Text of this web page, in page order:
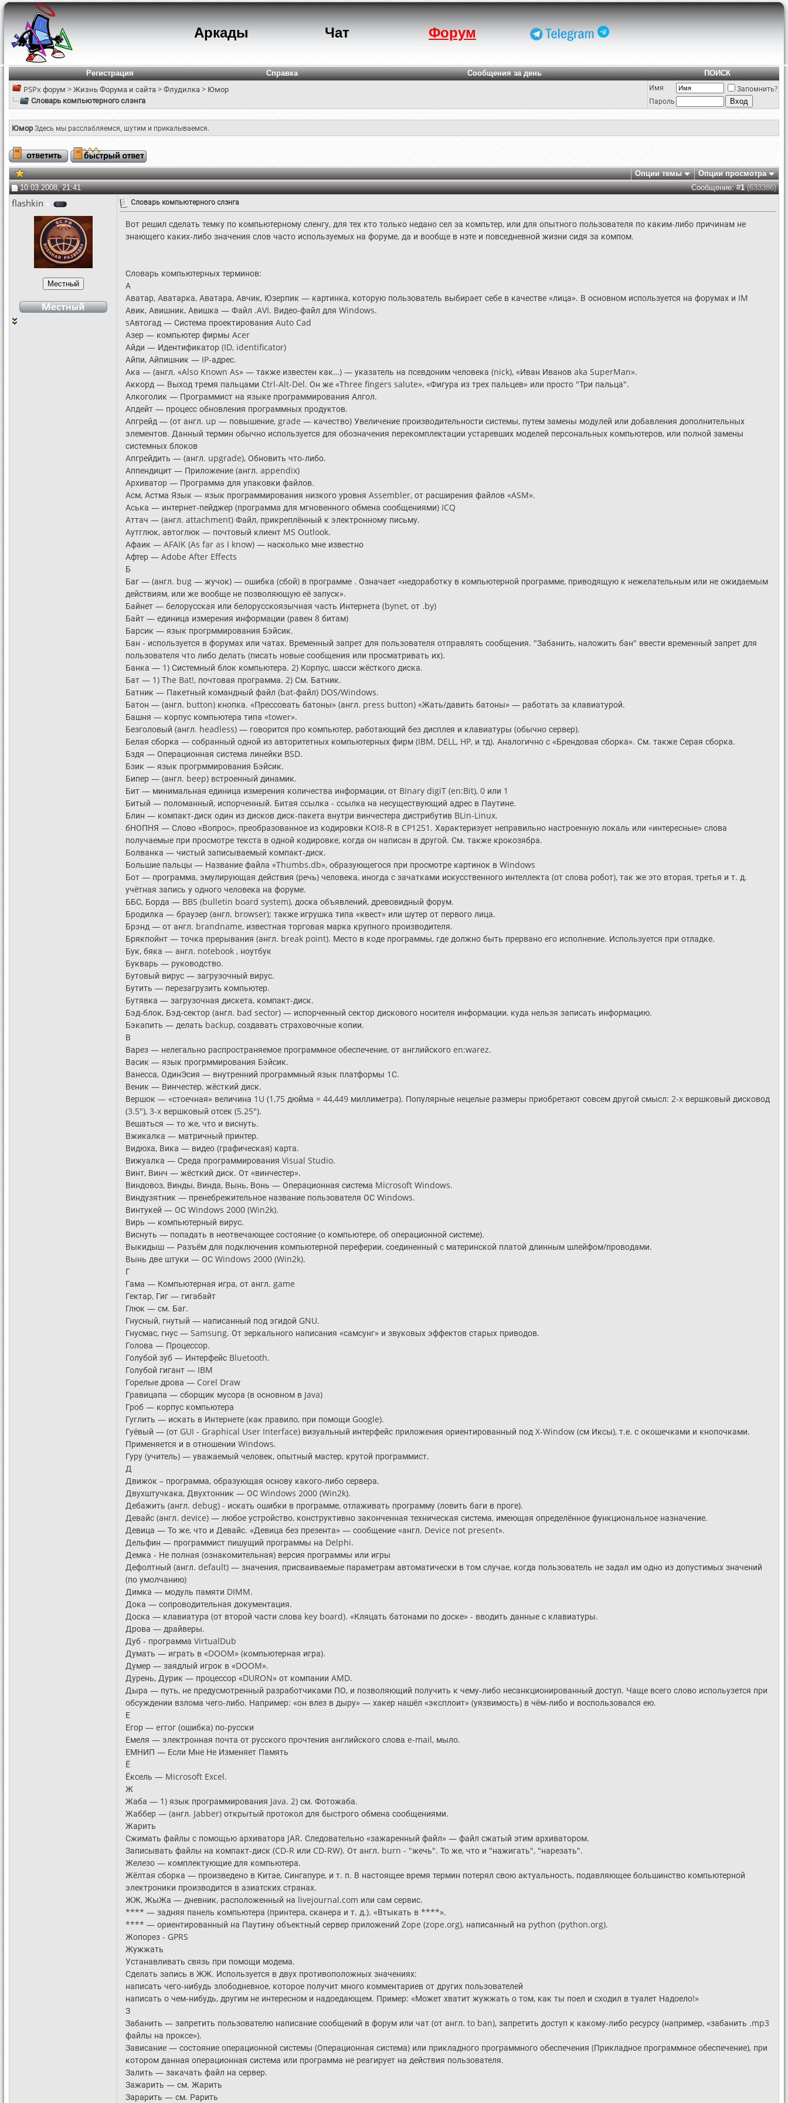
Аркады Чат Форум
Регистрация Справка Сообщения за день ПОИСК
PSPx форум >Жизнь Форума и сайта>Флудилка> Юмор
Словарь компьютерного слэнга
Имя
Запомнить?
Пароль
ЮморЗдесь мы расслабляемся, шутим и прикалываемся.
Опции темы
Опции просмотра
10.03.2008, 21:41
Сообщение: #1(633386)
flashkin Словарь компьютерного слэнга
Вот решил сделать темку по компьютерному сленгу, для тех кто только недано сел за компьтер, или для опытного пользователя по каким-либо причинам не
знающего каких-либо значения слов часто используемых на форуме, да и вообще в нэте и повседневной жизни сидя за компом.
Словарь компьютерных терминов:
А
Аватар, Аватарка, Аватара, Авчик, Юзерпик — картинка, которую пользователь выбирает себе в качестве «лица». В основном используется на форумах и IM
Авик, Авишник, Авишка — Файл .AVI. Видео-файл для Windows.
sАвтогад — Система проектирования Auto Cad
Азер — компьютер фирмы Acer
Айди — Идентификатор (ID, identificator)
Айпи, Айпишник — IP-адрес.
Ака — (англ. «Also Known As» — также известен как…) — указатель на псевдоним человека (nick), «Иван Иванов aka SuperMan».
Аккорд — Выход тремя пальцами Ctrl-Alt-Del. Он же «Three fingers salute», «Фигура из трех пальцев» или просто "Три пальца".
Алкоголик — Программист на языке программирования Алгол.
Апдейт — процесс обновления программных продуктов.
Апгрейд — (от англ. up — повышение, grade — качество) Увеличение производительности системы, путем замены модулей или добавления дополнительных
элементов. Данный термин обычно используется для обозначения перекомплектации устаревших моделей персональных компьютеров, или полной замены
системных блоков
Апгрейдить — (англ. upgrade), Обновить что-либо.
Аппендицит — Приложение (англ. appendix)
Архиватор — Программа для упаковки файлов.
Асм, Астма Язык — язык программирования низкого уровня Assembler, от расширения файлов «ASM».
Аська — интернет-пейджер (программа для мгновенного обмена сообщениями) ICQ
Аттач — (англ. attachment) Файл, прикреплённый к электронному письму.
Аутглюк, автоглюк — почтовый клиент MS Outlook.
Афаик — AFAIK (As far as I know) — насколько мне известно
Афтер — Adobe After Effects
Б
Баг — (англ. bug — жучок) — ошибка (сбой) в программе . Означает «недоработку в компьютерной программе, приводящую к нежелательным или не ожидаемым
действиям, или же вообще не позволяющую её запуск».
Байнет — белорусская или белорусскоязычная часть Интернета (bynet, от .by)
Байт — единица измерения информации (равен 8 битам)
Барсик — язык прогрммирования Бэйсик.
Бан - используется в форумах или чатах. Временный запрет для пользователя отправлять сообщения. "Забанить, наложить бан" ввести временный запрет для
пользователя что либо делать (писать новые сообщения или просматривать их).
Банка — 1) Системный блок компьютера. 2) Корпус, шасси жёсткого диска.
Бат — 1) The Bat!, почтовая программа. 2) См. Батник.
Батник — Пакетный командный файл (bat-файл) DOS/Windows.
Батон — (англ. button) кнопка. «Прессовать батоны» (англ. press button) «Жать/давить батоны» — работать за клавиатурой.
Башня — корпус компьютера типа «tower».
Безголовый (англ. headless) — говорится про компьютер, работающий без дисплея и клавиатуры (обычно сервер).
Белая сборка — собранный одной из авторитетных компьютерных фирм (IBM, DELL, HP, и тд). Аналогично с «Брендовая сборка». См. также Серая сборка.
Бздя — Операционная система линейки BSD.
Бзик — язык прогрммирования Бэйсик.
Бипер — (англ. beep) встроенный динамик.
Бит — минимальная единица измерения количества информации, от BInary digiT (en:Bit), 0 или 1
Битый — поломанный, испорченный. Битая ссылка - ссылка на несуществующий адрес в Паутине.
Блин — компакт-диск один из дисков диск-пакета внутри винчестера дистрибутив BLin-Linux.
бНОПНЯ — Слово «Вопрос», преобразованное из кодировки KOI8-R в CP1251. Характеризует неправильно настроенную локаль или «интересные» слова
получаемые при просмотре текста в одной кодировке, когда он написан в другой. См. также крокозябра.
Болванка — чистый записываемый компакт-диск.
Большие пальцы — Название файла «Thumbs.db», образующегося при просмотре картинок в Windows
Бот — программа, эмулирующая действия (речь) человека, иногда с зачатками искусственного интеллекта (от слова робот), так же это вторая, третья и т. д.
учётная запись у одного человека на форуме.
ББС, Борда — BBS (bulletin board system), доска объявлений, древовидный форум.
Бродилка — браузер (англ. browser); также игрушка типа «квест» или шутер от первого лица.
Брэнд — от англ. brandname, известная торговая марка крупного производителя.
Брякпойнт — точка прерывания (англ. break point). Место в коде программы, где должно быть прервано его исполнение. Используется при отладке.
Бук, бяка — англ. notebook , ноутбук
Букварь — руководство.
Бутовый вирус — загрузочный вирус.
Бутить — перезагрузить компьютер.
Бутявка — загрузочная дискета, компакт-диск.
Бэд-блок, Бэд-сектор (англ. bad sector) — испорченный сектор дискового носителя информации, куда нельзя записать информацию.
Бэкапить — делать backuр, создавать страховочные копии.
В
Варез — нелегально распространяемое программное обеспечение, от английского en:warez.
Васик — язык прогрммирования Бэйсик.
Ванесса, ОдинЭсия — внутренний программный язык платформы 1С.
Веник — Винчестер, жёсткий диск.
Вершок — «стоечная» величина 1U (1,75 дюйма = 44,449 миллиметра). Популярные нецелые размеры приобретают совсем другой смысл: 2-x вершковый дисковод
(3.5"), 3-x вершковый отсек (5.25").
Вешаться — то же, что и виснуть.
Вжикалка — матричный принтер.
Видюха, Вика — видео (графическая) карта.
Вижуалка — Среда программирования Visual Studio.
Винт, Винч — жёсткий диск. От «винчестер».
Виндовоз, Винды, Винда, Вынь, Вонь — Операционная система Microsoft Windows.
Виндузятник — пренебрежительное название пользователя ОС Windows.
Винтукей — ОС Windows 2000 (Win2k).
Вирь — компьютерный вирус.
Виснуть — попадать в неотвечающее состояние (о компьютере, об операционной системе).
Выкидыш — Разъём для подключения компьютерной переферии, соединенный с материнской платой длинным шлейфом/проводами.
Вынь две штуки — ОС Windows 2000 (Win2k).
Г
Гама — Компьютерная игра, от англ. game
Гектар, Гиг — гигабайт
Глюк — см. Баг.
Гнусный, гнутый — написанный под эгидой GNU.
Гнусмас, гнус — Samsung. От зеркального написания «самсунг» и звуковых эффектов старых приводов.
Голова — Процессор.
Голубой зуб — Интерфейс Bluetooth.
Голубой гигант — IBM
Горелые дрова — Corel Draw
Гравицапа — сборщик мусора (в основном в Java)
Гроб — корпус компьютера
Гуглить — искать в Интернете (как правило, при помощи Google).
Гуёвый — (от GUI - Graphical User Interface) визуальный интерфейс приложения ориентированный под X-Window (см Иксы), т.е. с окошечками и кнопочками.
Применяется и в отношении Windows.
Гуру (учитель) — уважаемый человек, опытный мастер, крутой программист.
Д
Движок – программа, образующая основу какого-либо сервера.
Двухштучкака, Двухтонник — ОС Windows 2000 (Win2k).
Дебажить (англ. debug) - искать ошибки в программе, отлаживать программу (ловить баги в проге).
Девайс (англ. device) — любое устройство, конструктивно законченная техническая система, имеющая определённое функциональное назначение.
Девица — То же, что и Девайс. «Девица без презента» — сообщение «англ. Device not present».
Дельфин — программист пишущий программы на Delphi.
Демка - Не полная (ознакомительная) версия программы или игры
Дефолтный (англ. default) — значения, присваиваемые параметрам автоматически в том случае, когда пользователь не задал им одно из допустимых значений
(по умолчанию)
Димка — модуль памяти DIMM.
Дока — сопроводительная документация.
Доска — клавиатура (от второй части слова key board). «Кляцать батонами по доске» - вводить данные с клавиатуры.
Дрова — драйверы.
Дуб - программа VirtualDub
Думать — играть в «DOOM» (компьютерная игра).
Думер — заядлый игрок в «DOOM».
Дурень, Дурик — процессор «DURON» от компании AMD.
Дыра — путь, не предусмотренный разработчиками ПО, и позволяющий получить к чему-либо несанкционированный доступ. Чаще всего слово испольузется при
обсуждении взлома чего-либо. Например: «он влез в дыру» — хакер нашёл «эксплоит» (уязвимость) в чём-либо и воспользовался ею.
Е
Егор — eггог (ошибка) по-русски
Емеля — электронная почта от русского прочтения английского слова e-mail, мыло.
ЕМНИП — Если Мне Не Изменяет Память
Ё
Ёксель — Microsoft Excel.
Ж
Жаба — 1) язык программирования Java. 2) см. Фотожаба.
Жаббер — (англ. Jabber) открытый протокол для быстрого обмена сообщениями.
Жарить
Сжимать файлы с помощью архиватора JAR. Следовательно «зажаренный файл» — файл сжатый этим архиватором.
Записывать файлы на компакт-диск (CD-R или CD-RW). От англ. burn - "жечь". То же, что и "нажигать", "нарезать".
Железо — комплектующие для компьютера.
Жёлтая сборка — произведено в Китае, Сингапуре, и т. п. В настоящее время термин потерял свою актуальность, подавляющее большинство компьютерной
электроники производится в азиатских странах.
ЖЖ, ЖыЖа — дневник, расположенный на livejournal.com или сам сервис.
**** — задняя панель компьютера (принтера, сканера и т. д.). «Втыкать в ****».
**** — ориентированный на Паутину объектный сервер приложений Zope (zope.org), написанный на python (python.org).
Жопорез - GPRS
Жужжать
Устанавливать связь при помощи модема.
Сделать запись в ЖЖ. Используется в двух противоположных значениях:
написать чего-нибудь злободневное, которое получит много комментариев от других пользователей
написать о чем-нибудь, другим не интересном и надоедающем. Пример: «Может хватит жужжать о том, как ты поел и сходил в туалет Надоело!»
З
Забанить — запретить пользователю написание сообщений в форум или чат (от англ. to ban), запретить доступ к какому-либо ресурсу (например, «забанить .mp3
файлы на проксе»).
Зависание — состояние операционной системы (Операционная система) или прикладного программного обеспечения (Прикладное программное обеспечение), при
котором данная операционная система или программа не реагирует на действия пользователя.
Залить — закачать файл на сервер.
Зажарить — см. Жарить
Зарарить — см. Рарить